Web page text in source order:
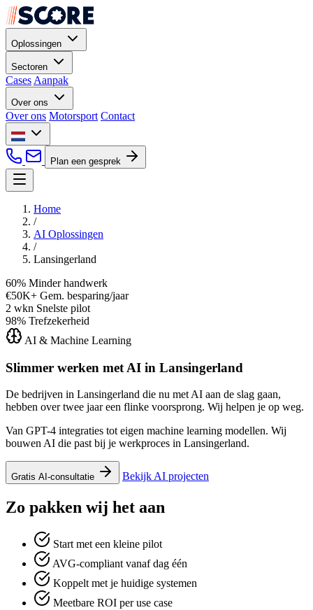
Oplossingen
Sectoren
Cases Aanpak
Over ons
Over ons Motorsport Contact
Plan een gesprek
Home
/
AI Oplossingen
/
Lansingerland
60% Minder handwerk
€50K+ Gem. besparing/jaar
2 wkn Snelste pilot
98% Trefzekerheid
AI & Machine Learning
Slimmer werken met AI in Lansingerland
De bedrijven in Lansingerland die nu met AI aan de slag gaan,
hebben over twee jaar een flinke voorsprong. Wij helpen je op weg.
Van GPT-4 integraties tot eigen machine learning modellen. Wij
bouwen AI die past bij je werkproces in Lansingerland.
Gratis AI-consultatie Bekijk AI projecten
Zo pakken wij het aan
Start met een kleine pilot
AVG-compliant vanaf dag één
Koppelt met je huidige systemen
Meetbare ROI per use case